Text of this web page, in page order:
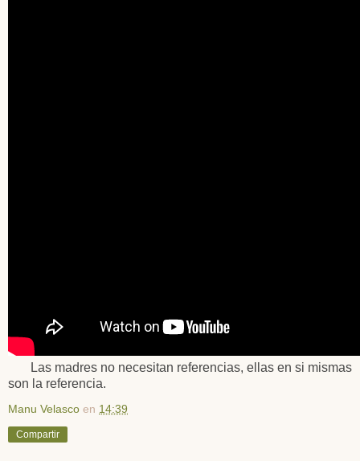
Las madres no necesitan referencias, ellas en si mismas
son la referencia.
Manu Velasco en 14:39
Compartir